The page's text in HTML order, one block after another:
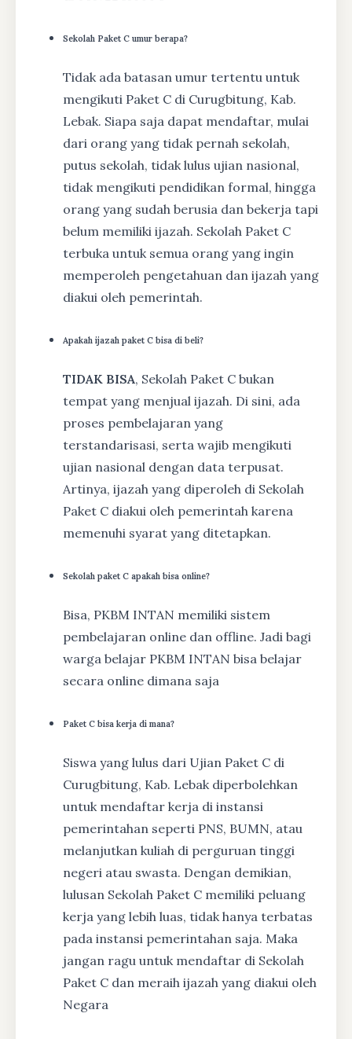
Sekolah Paket C umur berapa?
Tidak ada batasan umur tertentu untuk
mengikuti Paket C di Curugbitung, Kab.
Lebak. Siapa saja dapat mendaftar, mulai
dari orang yang tidak pernah sekolah,
putus sekolah, tidak lulus ujian nasional,
tidak mengikuti pendidikan formal, hingga
orang yang sudah berusia dan bekerja tapi
belum memiliki ijazah. Sekolah Paket C
terbuka untuk semua orang yang ingin
memperoleh pengetahuan dan ijazah yang
diakui oleh pemerintah.
Apakah ijazah paket C bisa di beli?
TIDAK BISA, Sekolah Paket C bukan
tempat yang menjual ijazah. Di sini, ada
proses pembelajaran yang
terstandarisasi, serta wajib mengikuti
ujian nasional dengan data terpusat.
Artinya, ijazah yang diperoleh di Sekolah
Paket C diakui oleh pemerintah karena
memenuhi syarat yang ditetapkan.
Sekolah paket C apakah bisa online?
Bisa, PKBM INTAN memiliki sistem
pembelajaran online dan offline. Jadi bagi
warga belajar PKBM INTAN bisa belajar
secara online dimana saja
Paket C bisa kerja di mana?
Siswa yang lulus dari Ujian Paket C di
Curugbitung, Kab. Lebak diperbolehkan
untuk mendaftar kerja di instansi
pemerintahan seperti PNS, BUMN, atau
melanjutkan kuliah di perguruan tinggi
negeri atau swasta. Dengan demikian,
lulusan Sekolah Paket C memiliki peluang
kerja yang lebih luas, tidak hanya terbatas
pada instansi pemerintahan saja. Maka
jangan ragu untuk mendaftar di Sekolah
Paket C dan meraih ijazah yang diakui oleh
Negara